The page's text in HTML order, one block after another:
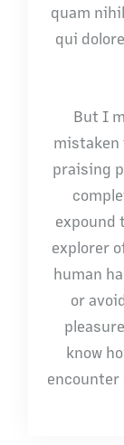
quam
qui
But I
mistaken
praising
expound
explorer
human
or
know
encounter